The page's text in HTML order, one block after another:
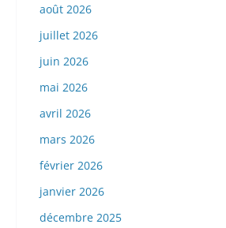
août 2026
juillet 2026
juin 2026
mai 2026
avril 2026
mars 2026
février 2026
janvier 2026
décembre 2025